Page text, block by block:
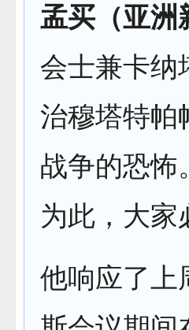
孟买（亚洲
会士兼卡纳
治穆塔特帕
战争的恐怖
为此，大
他响应了上